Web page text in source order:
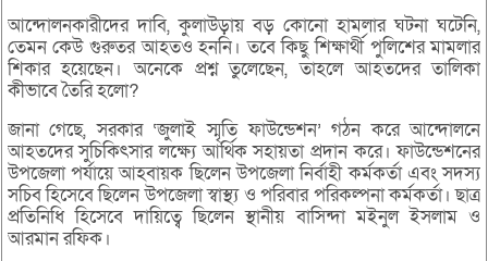
আন্দোলনকারীদের দাবি, কুলাউড়ায় বড় কোনো হামলার ঘটনা ঘটেনি,
তেমন কেউ গুরুতর আহতও হননি। তবে কিছু শিক্ষার্থী পুলিশের মামলার
শিকার হয়েছেন। অনেকে প্রশ্ন তুলেছেন, তাহলে আহতদের তালিকা
কীভাবে তৈরি হলো?
জানা গেছে, সরকার ‘জুলাই স্মৃতি ফাউন্ডেশন’ গঠন করে আন্দোলনে
আহতদের সুচিকিৎসার লক্ষ্যে আর্থিক সহায়তা প্রদান করে। ফাউন্ডেশনের
উপজেলা পর্যায়ে আহবায়ক ছিলেন উপজেলা নির্বাহী কর্মকর্তা এবং সদস্য
সচিব হিসেবে ছিলেন উপজেলা স্বাস্থ্য ও পরিবার পরিকল্পনা কর্মকর্তা। ছাত্র
প্রতিনিধি হিসেবে দায়িত্বে ছিলেন স্থানীয় বাসিন্দা মইনুল ইসলাম ও
আরমান রফিক।